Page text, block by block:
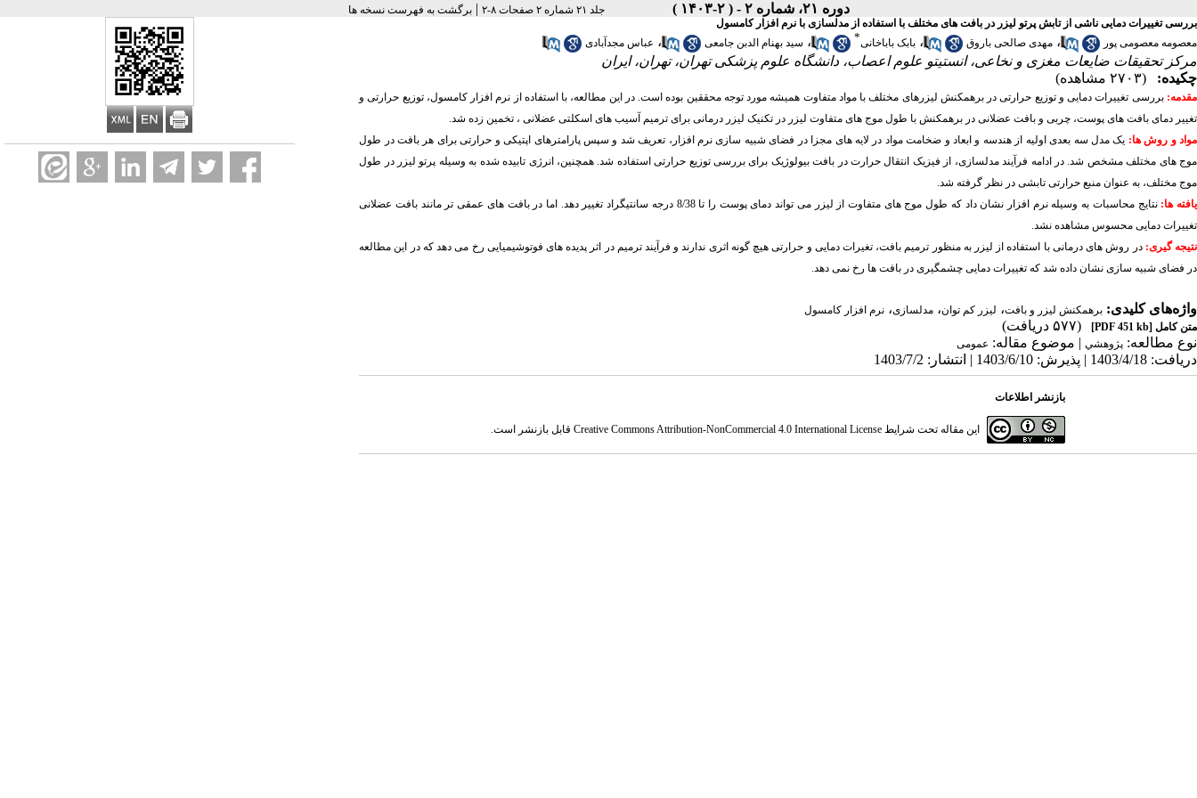
دوره ۲۱، شماره ۲ - ( ۲-۱۴۰۳ ) جلد ۲۱ شماره ۲ صفحات ۸-۲ |برگشت به فهرست نسخه ها
بررسی تغییرات دمایی ناشی از تابش پرتو لیزر در بافت های مختلف با استفاده از مدلسازی با نرم افزار کامسول
معصومه معصومی پور
، مهدی صالحی باروق ، بابک باباخانی* ، سید بهنام الدبن جامعی ، عباس مجدآبادی
مرکز تحقیقات ضایعات مغزی و نخاعی، انستیتو علوم اعصاب، دانشگاه علوم پزشکی تهران، تهران، ایران
چکیده:
(۲۷۰۳ مشاهده)
مقدمه:بررسی تغییرات دمایی و توزیع حرارتی در برهمکنش لیزرهای مختلف با مواد متفاوت همیشه مورد توجه محققین بوده است. در این مطالعه، با استفاده از نرم افزار کامسول، توزیع حرارتی و
تغییر دمای بافت های پوست، چربی و بافت عضلانی در برهمکنش با طول موج های متفاوت لیزر در تکنیک لیزر درمانی برای ترمیم آسیب های اسکلتی عضلانی ، تخمین زده شد.
مواد و روش ها: یک مدل سه بعدی اولیه از هندسه و ابعاد و ضخامت مواد در لایه های مجزا در فضای شبیه سازی نرم افزار، تعریف شد و سپس پارامترهای اپتیکی و حرارتی برای هر بافت در طول
موج های مختلف مشخص شد. در ادامه فرآیند مدلسازی، از فیزیک انتقال حرارت در بافت بیولوژیک برای بررسی توزیع حرارتی استفاده شد. همچنین، انرژی تابیده شده به وسیله پرتو لیزر در طول
موج مختلف، به عنوان منبع حرارتی تابشی در نظر گرفته شد.
یافته ها:
نتایج محاسبات به وسیله نرم افزار نشان داد که طول موج های متفاوت از لیزر می تواند دمای پوست را تا 8/38 درجه سانتیگراد تغییر دهد. اما در بافت های عمقی تر مانند بافت عضلانی
تغییرات دمایی محسوس مشاهده نشد.
نتیجه گیری:در روش های درمانی با استفاده از لیزر به منظور ترمیم بافت، تغیرات دمایی و حرارتی هیچ گونه اثری ندارند و فرآیند ترمیم در اثر پدیده های فوتوشیمیایی رخ می دهد که در این مطالعه
در فضای شبیه سازی نشان داده شد که تغییرات دمایی چشمگیری در بافت ها رخ نمی دهد.
واژه‌های کلیدی: برهمکنش لیزر و بافت، لیزر کم توان، مدلسازی، نرم افزار کامسول
متن کامل [PDF 451 kb]
(۵۷۷ دریافت)
نوع مطالعه: پژوهشي | موضوع مقاله: عمومى
دریافت: 1403/4/18 | پذیرش: 1403/6/10 | انتشار: 1403/7/2
بازنشر اطلاعات
این مقاله تحت شرایط Creative Commons Attribution-NonCommercial 4.0 International Licenseقابل بازنشر است.